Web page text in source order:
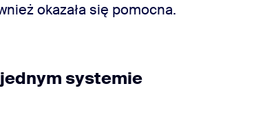
okazała się pomocna.
systemie